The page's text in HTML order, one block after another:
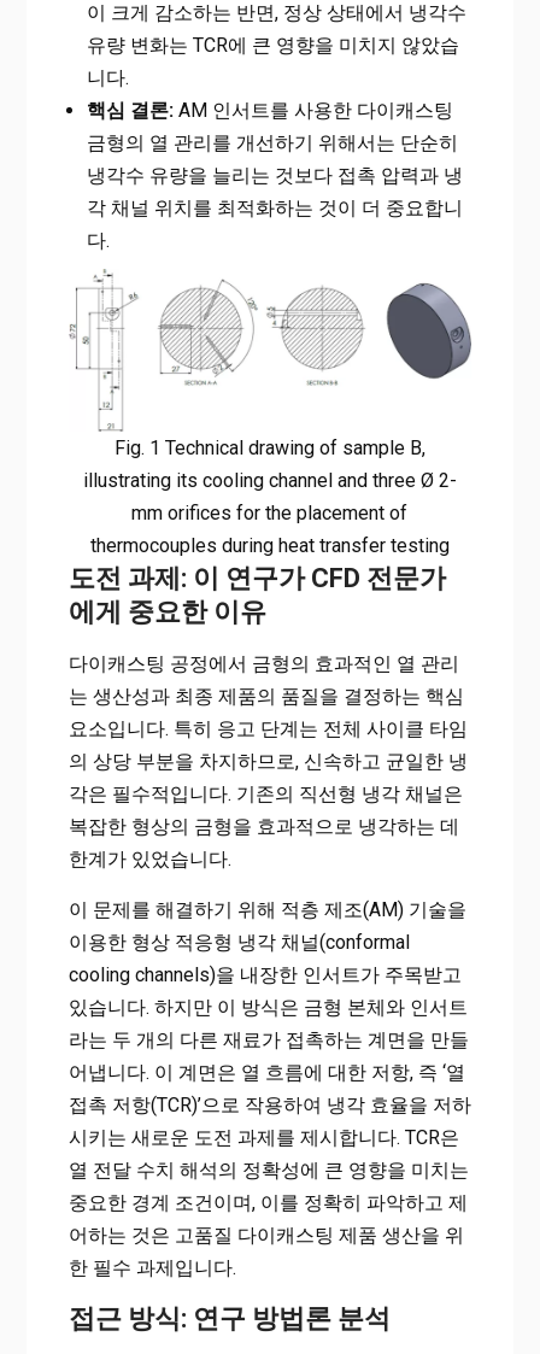
이 크게 감소하는 반면, 정상 상태에서 냉각수
유량 변화는 TCR에 큰 영향을 미치지 않았습
니다.
핵심 결론:AM 인서트를 사용한 다이캐스팅
금형의 열 관리를 개선하기 위해서는 단순히
냉각수 유량을 늘리는 것보다 접촉 압력과 냉
각 채널 위치를 최적화하는 것이 더 중요합니
다.
Fig. 1 Technical drawing of sample B,
illustrating its cooling channel and three Ø 2-
mm orifices for the placement of
thermocouples during heat transfer testing
도전 과제: 이 연구가 CFD 전문가
에게 중요한 이유
다이캐스팅 공정에서 금형의 효과적인 열 관리
는 생산성과 최종 제품의 품질을 결정하는 핵심
요소입니다. 특히 응고 단계는 전체 사이클 타임
의 상당 부분을 차지하므로, 신속하고 균일한 냉
각은 필수적입니다. 기존의 직선형 냉각 채널은
복잡한 형상의 금형을 효과적으로 냉각하는 데
한계가 있었습니다.
이 문제를 해결하기 위해 적층 제조(AM) 기술을
이용한 형상 적응형 냉각 채널(conformal
cooling channels)을 내장한 인서트가 주목받고
있습니다. 하지만 이 방식은 금형 본체와 인서트
라는 두 개의 다른 재료가 접촉하는 계면을 만들
어냅니다. 이 계면은 열 흐름에 대한 저항, 즉 ‘열
접촉 저항(TCR)’으로 작용하여 냉각 효율을 저하
시키는 새로운 도전 과제를 제시합니다. TCR은
열 전달 수치 해석의 정확성에 큰 영향을 미치는
중요한 경계 조건이며, 이를 정확히 파악하고 제
어하는 것은 고품질 다이캐스팅 제품 생산을 위
한 필수 과제입니다.
접근 방식: 연구 방법론 분석